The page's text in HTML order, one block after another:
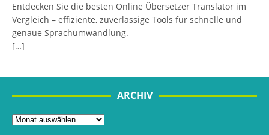
Entdecken Sie die besten Online Übersetzer Translator im
Vergleich – effiziente, zuverlässige Tools für schnelle und
genaue Sprachumwandlung.
[…]
ARCHIV